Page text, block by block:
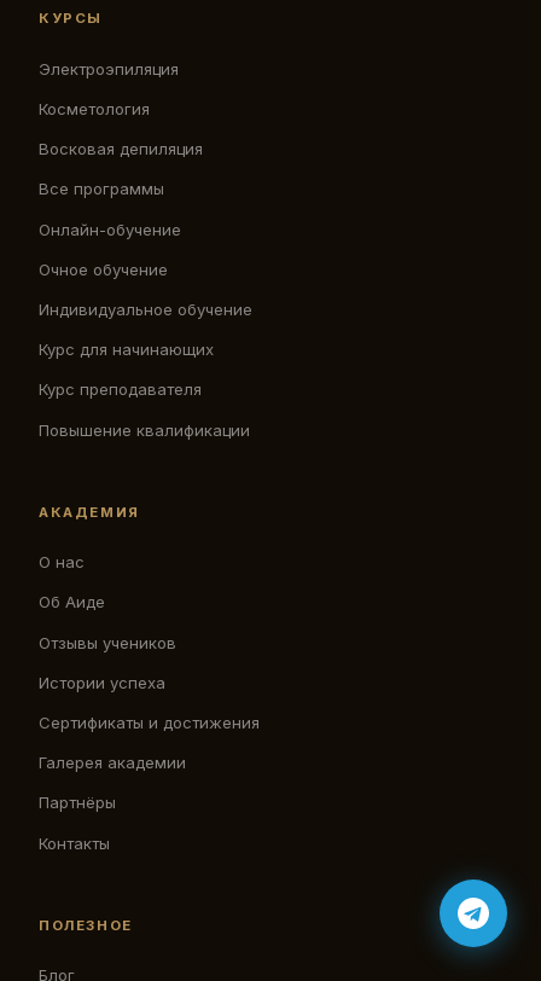
КУРСЫ
Электроэпиляция
Косметология
Восковая депиляция
Все программы
Онлайн-обучение
Очное обучение
Индивидуальное обучение
Курс для начинающих
Курс преподавателя
Повышение квалификации
АКАДЕМИЯ
О нас
Об Аиде
Отзывы учеников
Истории успеха
Сертификаты и достижения
Галерея академии
Партнёры
Контакты
ПОЛЕЗНОЕ
Блог